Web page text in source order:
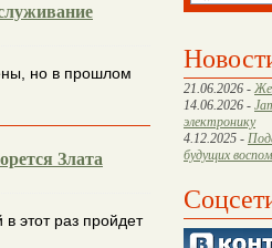
21.06.2026 -
14.06.2026 -
электронику
4.12.2025 -
будущих
но в прошлом
Злата
этот раз пройдет